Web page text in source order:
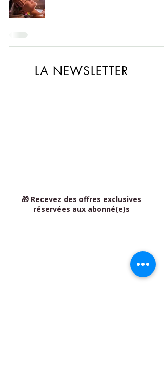
LA NEWSLETTER
🎁 Recevez des offres exclusives
réservées aux abonné(e)s